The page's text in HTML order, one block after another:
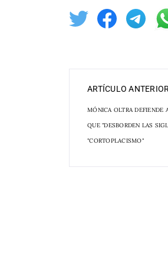
ARTÍCULO ANTERIOR
MÓNICA OLTRA DEFIENDE
QUE "DESBORDEN LAS
"CORTOPLACISMO"